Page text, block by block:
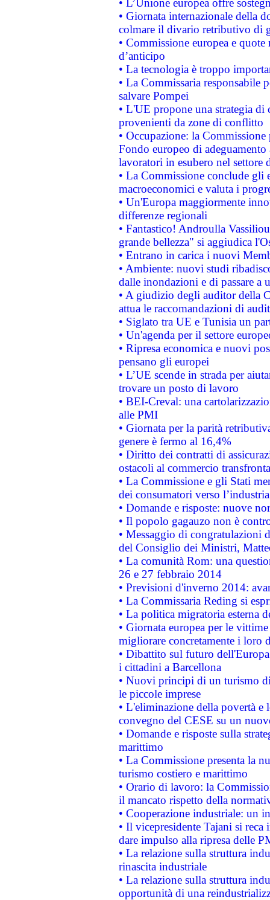
• L’Unione europea offre
• Giornata internazionale della
colmare il divario retributivo di
• Commissione europea e
d’anticipo
• La tecnologia è troppo
• La Commissaria responsabile
salvare Pompei
• L'UE propone una strategia
provenienti da zone di conflitto
• Occupazione: la
Fondo europeo di
lavoratori in esubero nel
• La Commissione conclude
macroeconomici e valuta i
• Un'Europa maggiormente
differenze regionali
• Fantastico! Androulla
grande bellezza" si aggiudica
• Entrano in carica i nuovi
• Ambiente: nuovi studi
dalle inondazioni e di passare a
• A giudizio degli auditor della
attua le raccomandazioni di
• Siglato tra UE e Tunisia un
• Un'agenda per il settore
• Ripresa economica e nuovi
pensano gli europei
• L’UE scende in strada per
trovare un posto di lavoro
• BEI-Creval: una
alle PMI
• Giornata per la parità
genere è fermo al 16,4%
• Diritto dei contratti di
ostacoli al commercio
• La Commissione e gli Stati
dei consumatori verso
• Domande e risposte: nuove
• Il popolo gagauzo non è
• Messaggio di congratulazioni
del Consiglio dei Ministri,
• La comunità Rom: una
26 e 27 febbraio 2014
• Previsioni d'inverno 2014:
• La Commissaria Reding si
• La politica migratoria esterna
• Giornata europea per le
migliorare concretamente i loro
• Dibattito sul futuro
i cittadini a Barcellona
• Nuovi principi di un turismo
le piccole imprese
• L'eliminazione della povertà
convegno del CESE su un
• Domande e risposte sulla
marittimo
• La Commissione presenta la
turismo costiero e marittimo
• Orario di lavoro: la
il mancato rispetto della
• Cooperazione industriale: un
• Il vicepresidente Tajani si
dare impulso alla ripresa delle
• La relazione sulla struttura
rinascita industriale
• La relazione sulla struttura
opportunità di una